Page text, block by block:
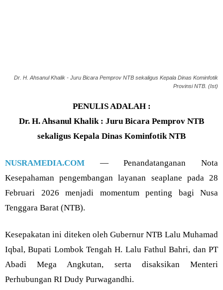
Dr. H. Ahsanul Khalik - Juru Bicara Pemprov NTB sekaligus Kepala Dinas Kominfotik
Provinsi NTB. (Ist)
PENULIS ADALAH :
Dr. H. Ahsanul Khalik : Juru Bicara Pemprov NTB
sekaligus Kepala Dinas Kominfotik NTB
NUSRAMEDIA.COM — Penandatanganan Nota
Kesepahaman pengembangan layanan seaplane pada 28
Februari 2026 menjadi momentum penting bagi Nusa
Tenggara Barat (NTB).
Kesepakatan ini diteken oleh Gubernur NTB Lalu Muhamad
Iqbal, Bupati Lombok Tengah H. Lalu Fathul Bahri, dan PT
Abadi Mega Angkutan, serta disaksikan Menteri
Perhubungan RI Dudy Purwagandhi.